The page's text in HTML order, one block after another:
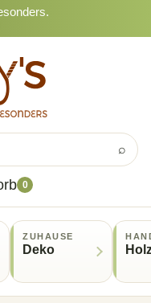
⌕
0
ZUHAUSE
Deko